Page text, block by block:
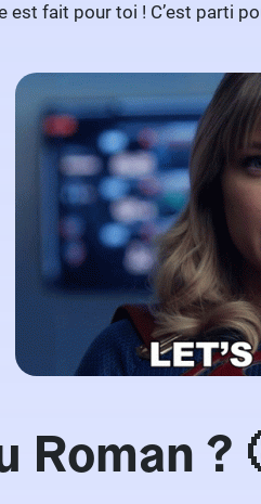
fait pour toi ! C’est parti
Roman ?